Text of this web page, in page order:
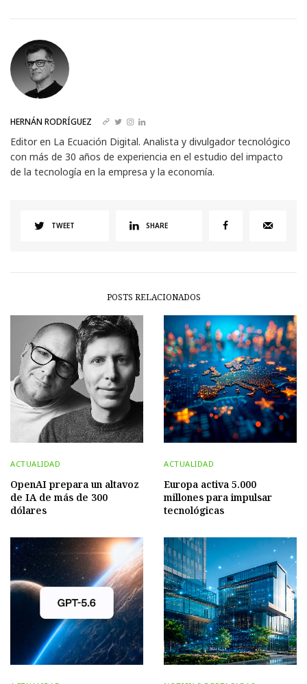
HERNÁN RODRÍGUEZ
Editor en La Ecuación Digital. Analista y divulgador tecnológico
con más de 30 años de experiencia en el estudio del impacto
de la tecnología en la empresa y la economía.
TWEET SHARE
POSTS RELACIONADOS
ACTUALIDAD
OpenAI prepara un altavoz
de IA de más de 300
dólares
ACTUALIDAD
Europa activa 5.000
millones para impulsar
tecnológicas